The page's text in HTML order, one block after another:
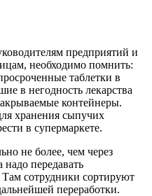
предприятий и
необходимо помнить:
таблетки в
в негодность лекарства
контейнеры.
хранения сыпучих
в супермаркете.
не более, чем через
надо передавать
сотрудники сортируют
переработки.